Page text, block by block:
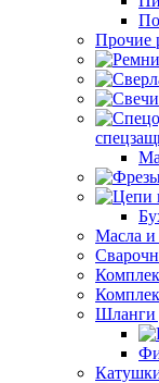
Прочие
Масла
Шланги